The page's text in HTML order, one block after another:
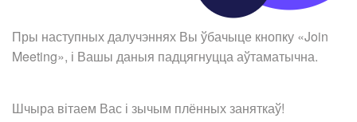
Пры наступных далучэннях Вы ўбачыце кнопку «Join
Meeting», і Вашы даныя падцягнуцца аўтаматычна.
Шчыра вітаем Вас і зычым плённых заняткаў!